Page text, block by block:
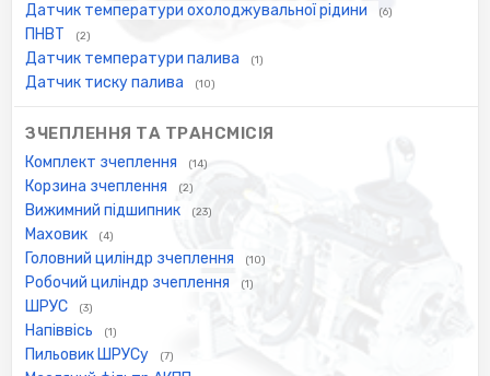
Датчик температури охолоджувальної рідини (6)
ПНВТ (2)
Датчик температури палива (1)
Датчик тиску палива (10)
ЗЧЕПЛЕННЯ ТА ТРАНСМІСІЯ
Комплект зчеплення (14)
Корзина зчеплення (2)
Вижимний підшипник (23)
Маховик (4)
Головний циліндр зчеплення (10)
Робочий циліндр зчеплення (1)
ШРУС (3)
Напіввісь (1)
Пильовик ШРУСу (7)